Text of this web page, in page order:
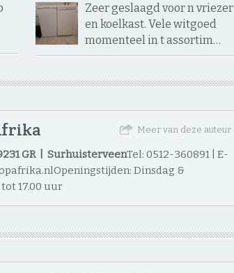
Zeer geslaagd voor n vriezer
en koelkast. Vele witgoed
momenteel in t assortim…
Meer van deze auteur
GR | SurhuisterveenTel: 0512-360891 | E-
Dinsdag &
17.00 uur